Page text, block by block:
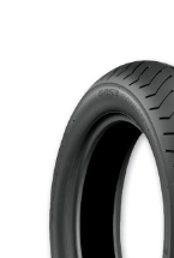
Zīmoli
Kontakti